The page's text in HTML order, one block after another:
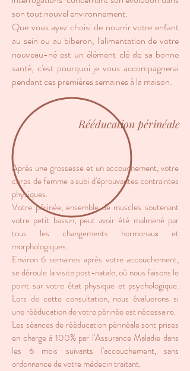
Rééducation périnéale
Après une grossesse et un accouchement, votre
corps de femme a subi d'éprouvantes contraintes
physiques.
Votre périnée, ensemble de muscles soutenant
votre petit bassin, peut avoir été malmené par
tous les changements hormonaux et
morphologiques.
Environ 6 semaines après votre accouchement,
se déroule la visite post-natale, où nous faisons le
point sur votre état physique et psychologique.
Lors de cette consultation, nous évaluerons si
une rééducation de votre périnée est nécessaire.
Les séances de rééducation périnéale sont prises
en charge à 100% par l'Assurance Maladie dans
les 6 mois suivants l'accouchement, sans
ordonnance de votre médecin traitant.
son tout nouvel environnement.
Que vous ayez choisi de nourrir votre enfant
au sein ou au biberon, l'alimentation de votre
nouveau-né est un élément clé de sa bonne
santé, c'est pourquoi je vous accompagnerai
pendant ces premières semaines à la maison.